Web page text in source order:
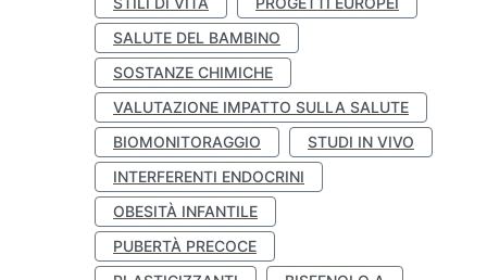
SALUTE DEL BAMBINO
SOSTANZE CHIMICHE
VALUTAZIONE IMPATTO SULLA SALUTE
BIOMONITORAGGIO
STUDI IN VIVO
INTERFERENTI ENDOCRINI
OBESITÀ INFANTILE
PUBERTÀ PRECOCE